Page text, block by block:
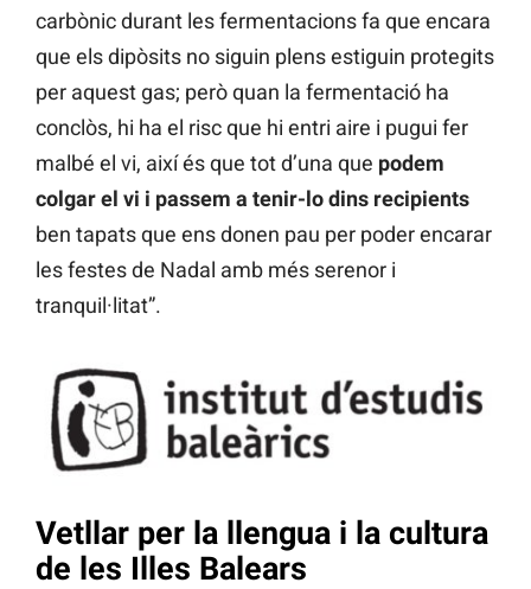
carbònic durant les fermentacions fa que encara
que els dipòsits no siguin plens estiguin protegits
per aquest gas; però quan la fermentació ha
conclòs, hi ha el risc que hi entri aire i pugui fer
malbé el vi, així és que tot d’una que podem
colgar el vi i passem a tenir-lo dins recipients
ben tapats que ens donen pau per poder encarar
les festes de Nadal amb més serenor i
tranquil·litat”.
Vetllar per la llengua i la cultura
de les Illes Balears